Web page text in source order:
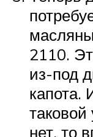
2110.
из-под
капота.
нет, то